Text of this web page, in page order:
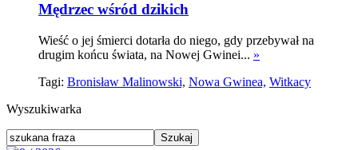
Mędrzec wśród dzikich
Wieść o jej śmierci dotarła do niego, gdy przebywał na
drugim końcu świata, na Nowej Gwinei... »
Tagi: Bronisław Malinowski, Nowa Gwinea, Witkacy
Wyszukiwarka